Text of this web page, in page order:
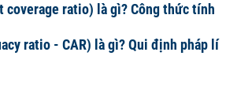
ratio) là gì? Công thức tính
ratio - CAR) là gì? Qui định pháp lí